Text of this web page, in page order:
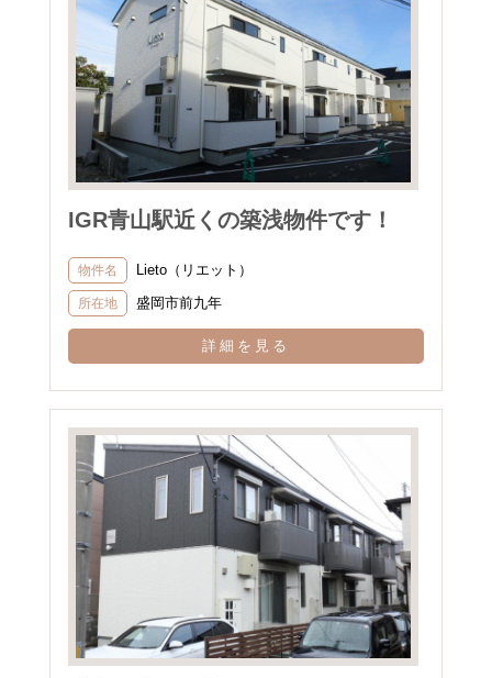
IGR青山駅近くの築浅物件です！
物件名 Lieto（リエット）
所在地 盛岡市前九年
詳細を見る